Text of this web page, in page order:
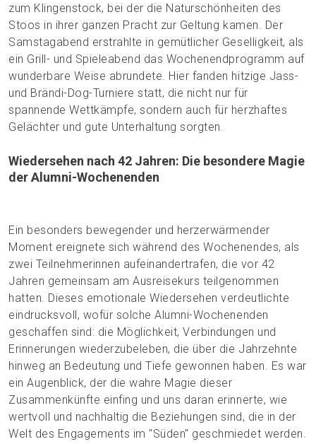
zum Klingenstock, bei der die Naturschönheiten des
Stoos in ihrer ganzen Pracht zur Geltung kamen. Der
Samstagabend erstrahlte in gemütlicher Geselligkeit, als
ein Grill- und Spieleabend das Wochenendprogramm auf
wunderbare Weise abrundete. Hier fanden hitzige Jass-
und Brändi-Dog-Turniere statt, die nicht nur für
spannende Wettkämpfe, sondern auch für herzhaftes
Gelächter und gute Unterhaltung sorgten.
Wiedersehen nach 42 Jahren: Die besondere Magie
der Alumni-Wochenenden
Ein besonders bewegender und herzerwärmender
Moment ereignete sich während des Wochenendes, als
zwei Teilnehmerinnen aufeinandertrafen, die vor 42
Jahren gemeinsam am Ausreisekurs teilgenommen
hatten. Dieses emotionale Wiedersehen verdeutlichte
eindrucksvoll, wofür solche Alumni-Wochenenden
geschaffen sind: die Möglichkeit, Verbindungen und
Erinnerungen wiederzubeleben, die über die Jahrzehnte
hinweg an Bedeutung und Tiefe gewonnen haben. Es war
ein Augenblick, der die wahre Magie dieser
Zusammenkünfte einfing und uns daran erinnerte, wie
wertvoll und nachhaltig die Beziehungen sind, die in der
Welt des Engagements im "Süden" geschmiedet werden.